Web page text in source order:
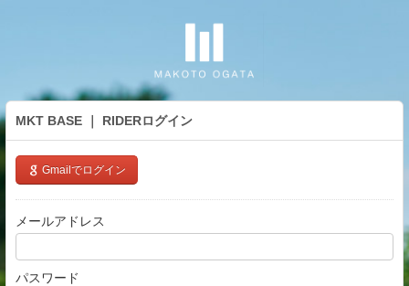
MKT BASE ｜ RIDERログイン
Gmailでログイン
メールアドレス
パスワード